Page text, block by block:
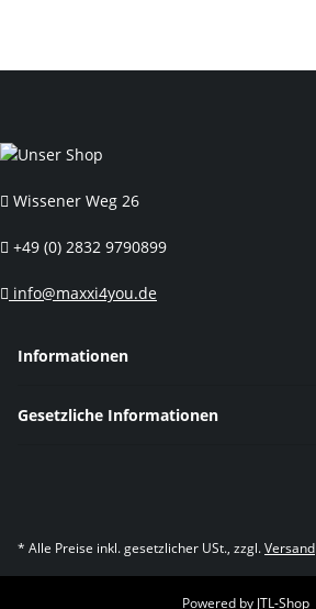
Wissener Weg 26
+49 (0) 2832 9790899
info@maxxi4you.de
Informationen
Gesetzliche Informationen
* Alle Preise inkl. gesetzlicher USt., zzgl.Versand
Powered by JTL-Shop